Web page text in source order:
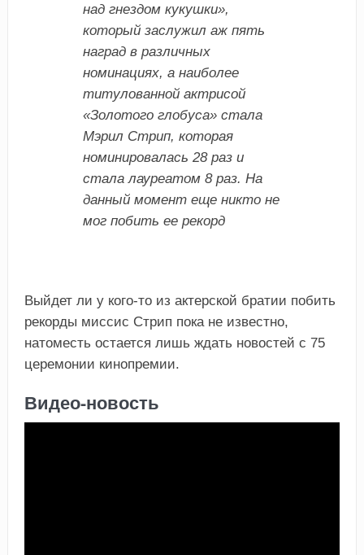
над гнездом кукушки»,
который заслужил аж пять
наград в различных
номинациях, а наиболее
титулованной актрисой
«Золотого глобуса» стала
Мэрил Стрип, которая
номинировалась 28 раз и
стала лауреатом 8 раз. На
данный момент еще никто не
мог побить ее рекорд
Выйдет ли у кого-то из актерской братии побить
рекорды миссис Стрип пока не известно,
натоместь остается лишь ждать новостей с 75
церемонии кинопремии.
Видео-новость